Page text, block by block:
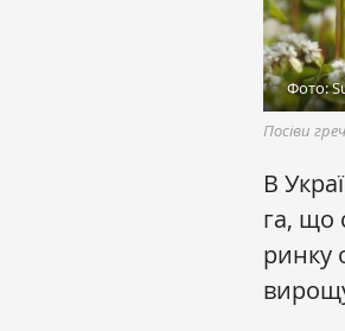
Фото:
Посіви
В
га, що
ринку